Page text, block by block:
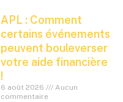
APL : Comment
certains événements
peuvent bouleverser
votre aide financière
!
6 août 2026
Aucun
commentaire